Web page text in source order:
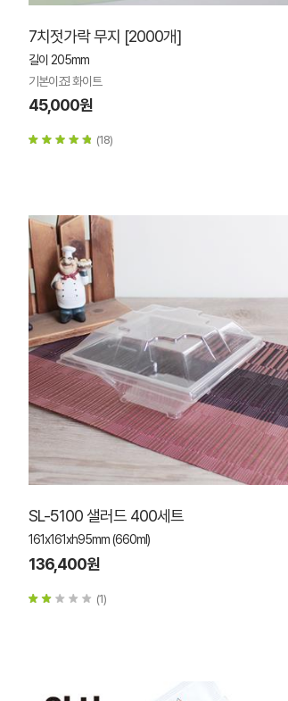
7치젓가락 무지 [2000개]
길이 205mm
기본이죠! 화이트
45,000원
(18)
SL-5100 샐러드 400세트
161x161xh95mm (660ml)
136,400원
(1)